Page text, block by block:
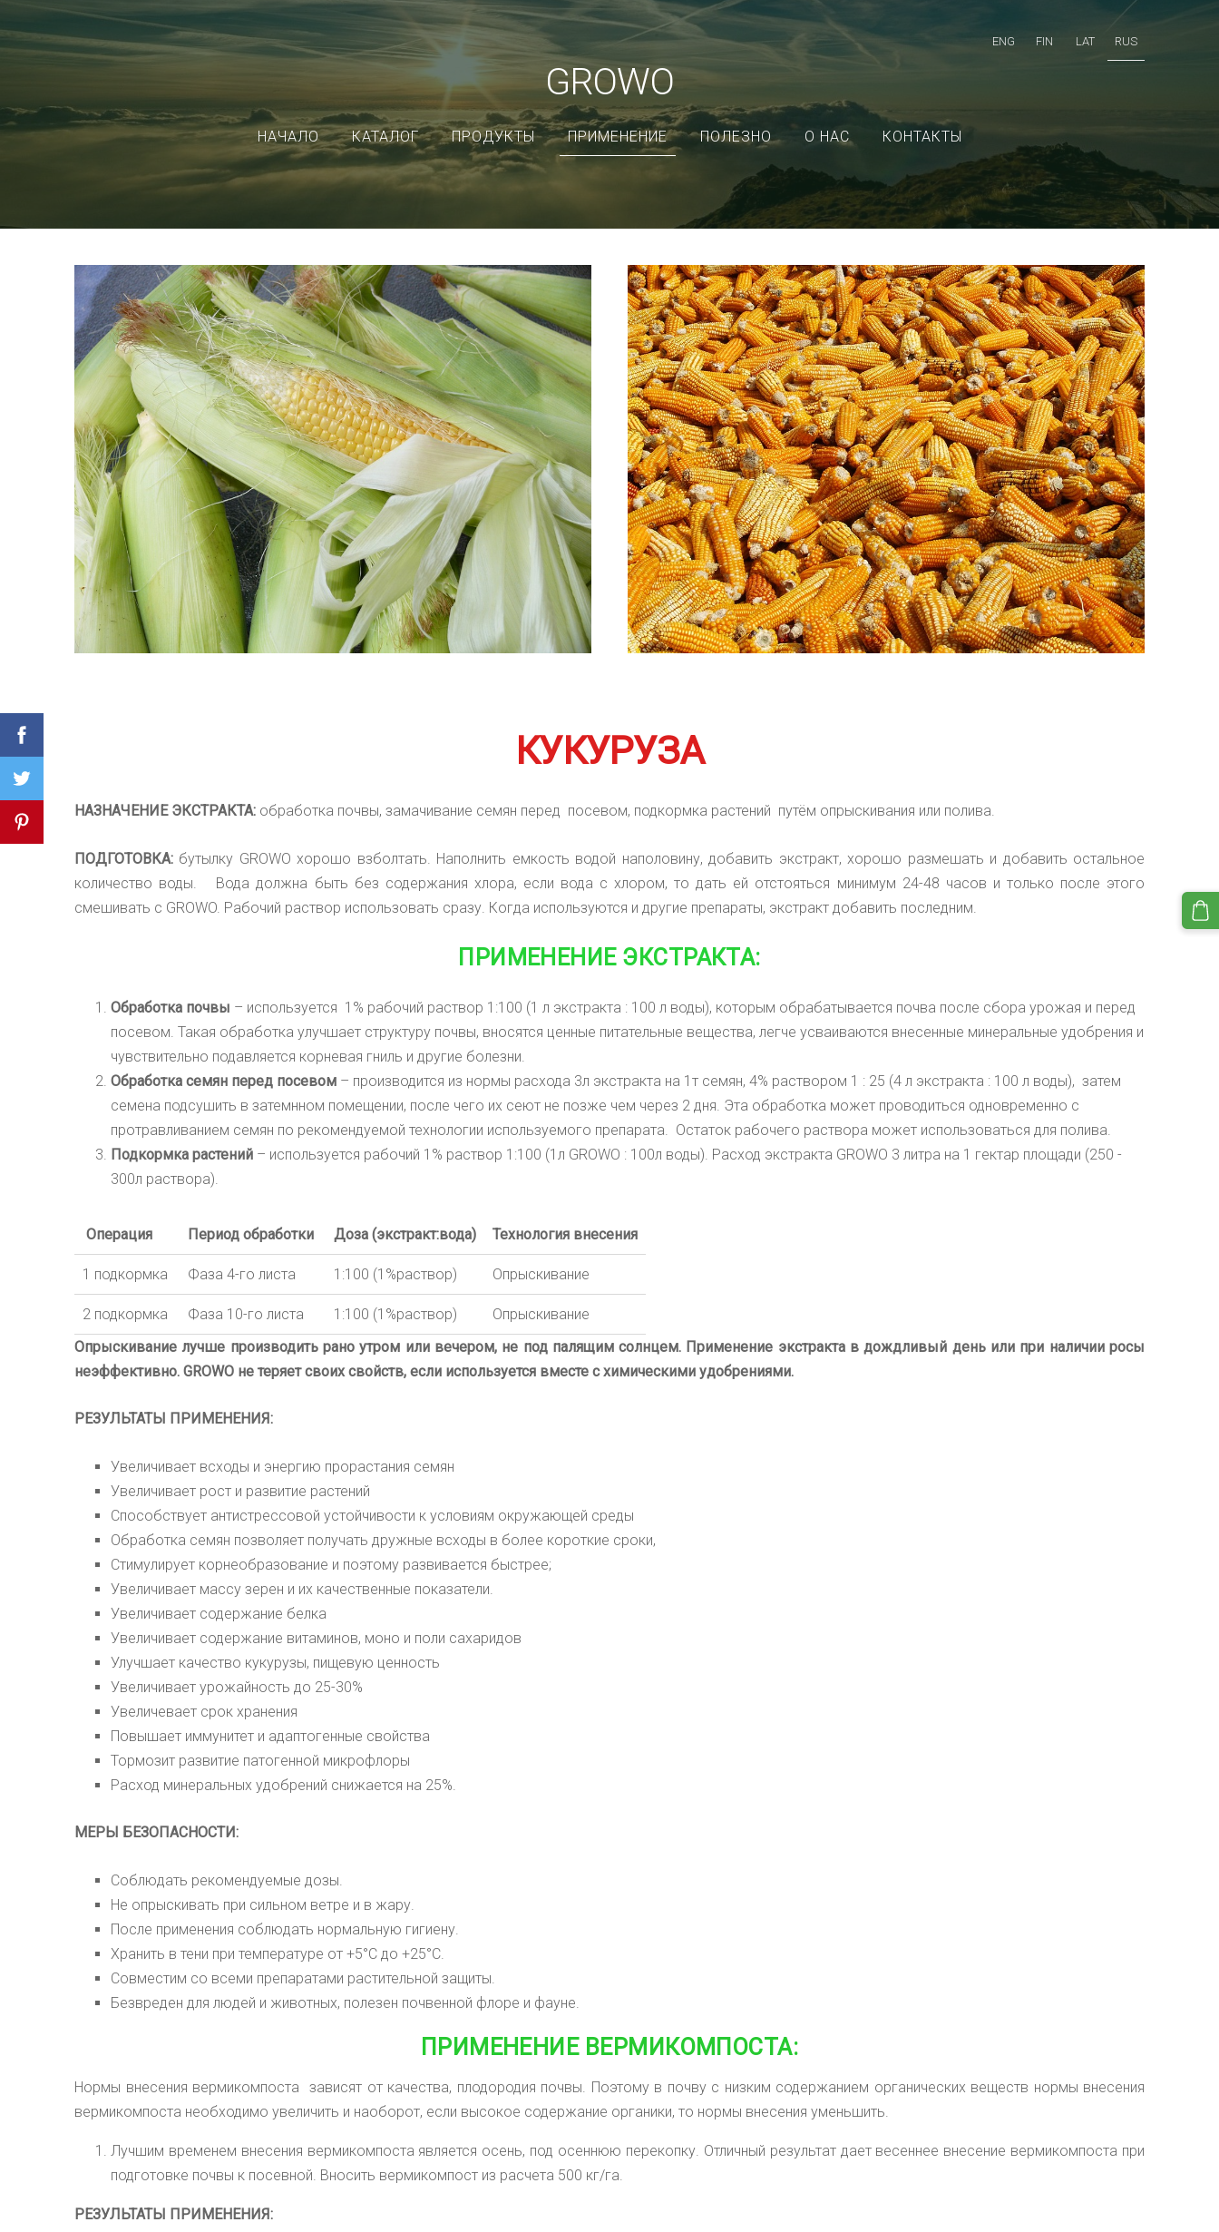
ENG FIN LAT RUS
GROWO
НАЧАЛО КАТАЛОГ ПРОДУКТЫ ПРИМЕНЕНИЕ ПОЛЕЗНО О НАС КОНТАКТЫ
КУКУРУЗА
НАЗНАЧЕНИЕ ЭКСТРАКТА: обработка почвы, замачивание семян перед посевом, подкормка растений путём опрыскивания или полива.
ПОДГОТОВКА: бутылку GROWOхорошо взболтать.
Наполнить емкость водой наполовину, добавить экстракт, хорошо размешать и добавить остальное
количество воды. Вода должна быть без содержания хлора, если вода с хлором, то дать ей отстояться минимум 24-48 часов и только после этого
смешивать с GROWO. Рабочий раствор использовать сразу. Когда используются и другие препараты, экстракт добавить последним.
ПРИМЕНЕНИЕ ЭКСТРАКТА:
Обработка почвы – используется 1% рабочий раствор 1:100 (1 л экстракта : 100 л воды), которым обрабатывается почва после сбора урожая и перед
посевом. Такая обработка улучшает структуру почвы, вносятся ценные питательные вещества, легче усваиваются внесенные минеральные удобрения и
чувствительно подавляется корневая гниль и другие болезни.
Обработка семян перед посевом – производится из нормы расхода 3л экстракта на 1т семян, 4% раствором 1 : 25 (4 л экстракта : 100 л воды), затем
семена подсушить в затемнном помещении, после чего их сеют не позже чем через 2 дня. Эта обработка может проводиться одновременно с
протравливанием семян по рекомендуемой технологии используемого препарата. Остаток рабочего раствора может использоваться для полива.
Подкормка растений – используется рабочий 1% раствор 1:100 (1л GROWO : 100л воды). Расход экстракта GROWO 3 литра на 1 гектар площади (250 -
300л раствора).
Операция Период обработки Доза (экстракт:вода) Технология внесения
1 подкормка Фаза 4-го листа 1:100 (1%раствор) Опрыскивание
2 подкормка Фаза 10-го листа 1:100 (1%раствор)
Опрыскивание
Опрыскивание лучше производить рано утром или вечером, не под палящим солнцем. Применение экстракта в дождливый день или при наличии росы
неэффективно. GROWO не теряет своих свойств, если используется вместе с химическими удобрениями.
РЕЗУЛЬТАТЫ ПРИМЕНЕНИЯ:
Увеличивает всходы и энергию прорастания семян
Увеличивает рост и развитие растений
Способствует антистрессовой устойчивости к условиям окружающей среды
Обработка семян позволяет получать дружные всходы в более короткие сроки,
Стимулирует корнеобразование и поэтому развивается быстрее;
Увеличивает массу зерен и их качественные показатели.
Увеличивает содержание белка
Увеличивает содержание витаминов, моно и поли сахаридов
Улучшает качество кукурузы, пищевую ценность
Увеличивает урожайность до 25-30%
Увеличевает срок хранения
Повышает иммунитет и адаптогенные свойства
Тормозит развитие патогенной микрофлоры
Расход минеральных удобрений снижается на 25%.
МЕРЫ БЕЗОПАСНОСТИ:
Соблюдать рекомендуемые дозы.
Не опрыскивать при сильном ветре и в жару.
После применения соблюдать нормальную гигиену.
Хранить в тени при температуре от +5°С до +25°С.
Совместим со всеми препаратами растительной защиты.
Безвреден для людей и животных, полезен почвенной флоре и фауне.
ПРИМЕНЕНИЕ ВЕРМИКОМПОСТА:
Нормы внесения вермикомпоста зависят от качества, плодородия почвы. Поэтому в почву с низким содержанием органических веществ нормы внесения
вермикомпоста необходимо увеличить и наоборот, если высокое содержание органики, то нормы внесения уменьшить.
Лучшим временем внесения вермикомпоста является осень, под осеннюю перекопку. Отличный результат дает весеннее внесение вермикомпоста при
подготовке почвы к посевной. Вносить вермикомпост из расчета 500 кг/га.
РЕЗУЛЬТАТЫ ПРИМЕНЕНИЯ: